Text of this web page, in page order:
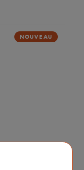
NOUVEAU